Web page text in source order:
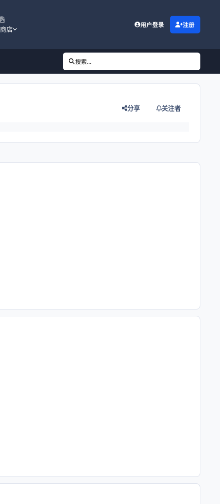
商店
用户登录 注册
搜索...
分享 关注者